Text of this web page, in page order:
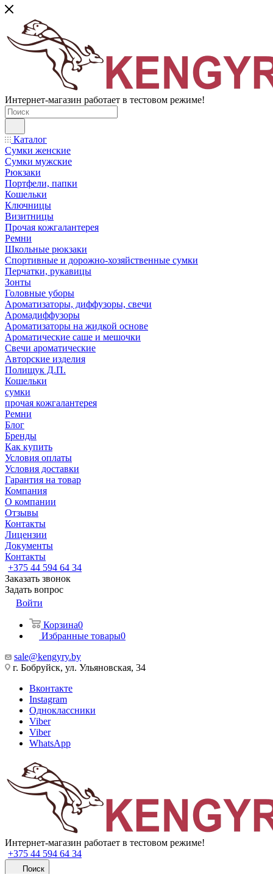
Интернет-магазин работает в тестовом режиме!
Каталог
Сумки женские
Сумки мужские
Рюкзаки
Портфели, папки
Кошельки
Ключницы
Визитницы
Прочая кожгалантерея
Ремни
Школьные рюкзаки
Спортивные и дорожно-хозяйственные сумки
Перчатки, рукавицы
Зонты
Головные уборы
Ароматизаторы, диффузоры, свечи
Аромадиффузоры
Ароматизаторы на жидкой основе
Ароматические саше и мешочки
Свечи ароматические
Авторские изделия
Полищук Д.П.
Кошельки
сумки
прочая кожгалантерея
Ремни
Блог
Бренды
Как купить
Условия оплаты
Условия доставки
Гарантия на товар
Компания
О компании
Отзывы
Контакты
Лицензии
Документы
Контакты
+375 44 594 64 34
Заказать звонок
Задать вопрос
Войти
Корзина0
Избранные товары0
sale@kengyry.by
г. Бобруйск, ул. Ульяновская, 34
Вконтакте
Instagram
Одноклассники
Viber
Viber
WhatsApp
Интернет-магазин работает в тестовом режиме!
+375 44 594 64 34
Поиск